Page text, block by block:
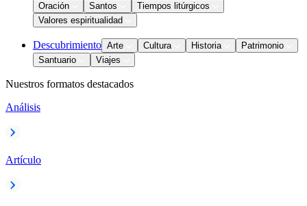
Oración
Santos
Tiempos litúrgicos
Valores espiritualidad
Descubrimiento Arte Cultura Historia
Patrimonio
Santuario
Viajes
Nuestros formatos destacados
Análisis
Artículo